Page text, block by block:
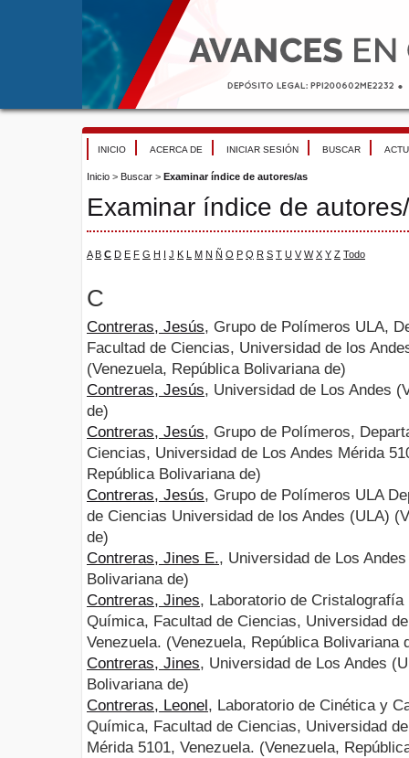
INICIO ACERCA DE INICIAR SESIÓN BUSCAR
Inicio > Buscar > Examinar índice de autores/as
Examinar índice de
A B C D E F G H I J K L M N Ñ O P Q R S T U V W X Y Z Todo
C
Contreras, Jesús, Grupo de Polímeros ULA,
Facultad de Ciencias, Universidad de los
(Venezuela, República Bolivariana de)
Contreras, Jesús, Universidad de Los Andes
de)
Contreras, Jesús, Grupo de Polímeros,
Ciencias, Universidad de Los Andes Mérida
República Bolivariana de)
Contreras, Jesús, Grupo de Polímeros ULA
de Ciencias Universidad de los Andes (ULA)
de)
Contreras, Jines E., Universidad de Los
Bolivariana de)
Contreras, Jines, Laboratorio de
Química, Facultad de Ciencias, Universidad
Venezuela. (Venezuela, República Bolivariana
Contreras, Jines, Universidad de Los Andes
Bolivariana de)
Contreras, Leonel , Laboratorio de Cinética y
Química, Facultad de Ciencias, Universidad
Mérida 5101, Venezuela. (Venezuela,